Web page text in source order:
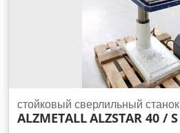
стойковый сверлильный станок
ALZMETALLALZSTAR 40 / S